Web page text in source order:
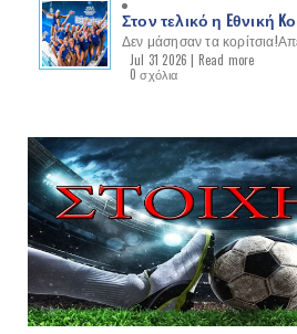
Στον τελικό η Eθνική
Δεν μάσησαν τα
Jul 31 2026 | Read more
0 σχόλια